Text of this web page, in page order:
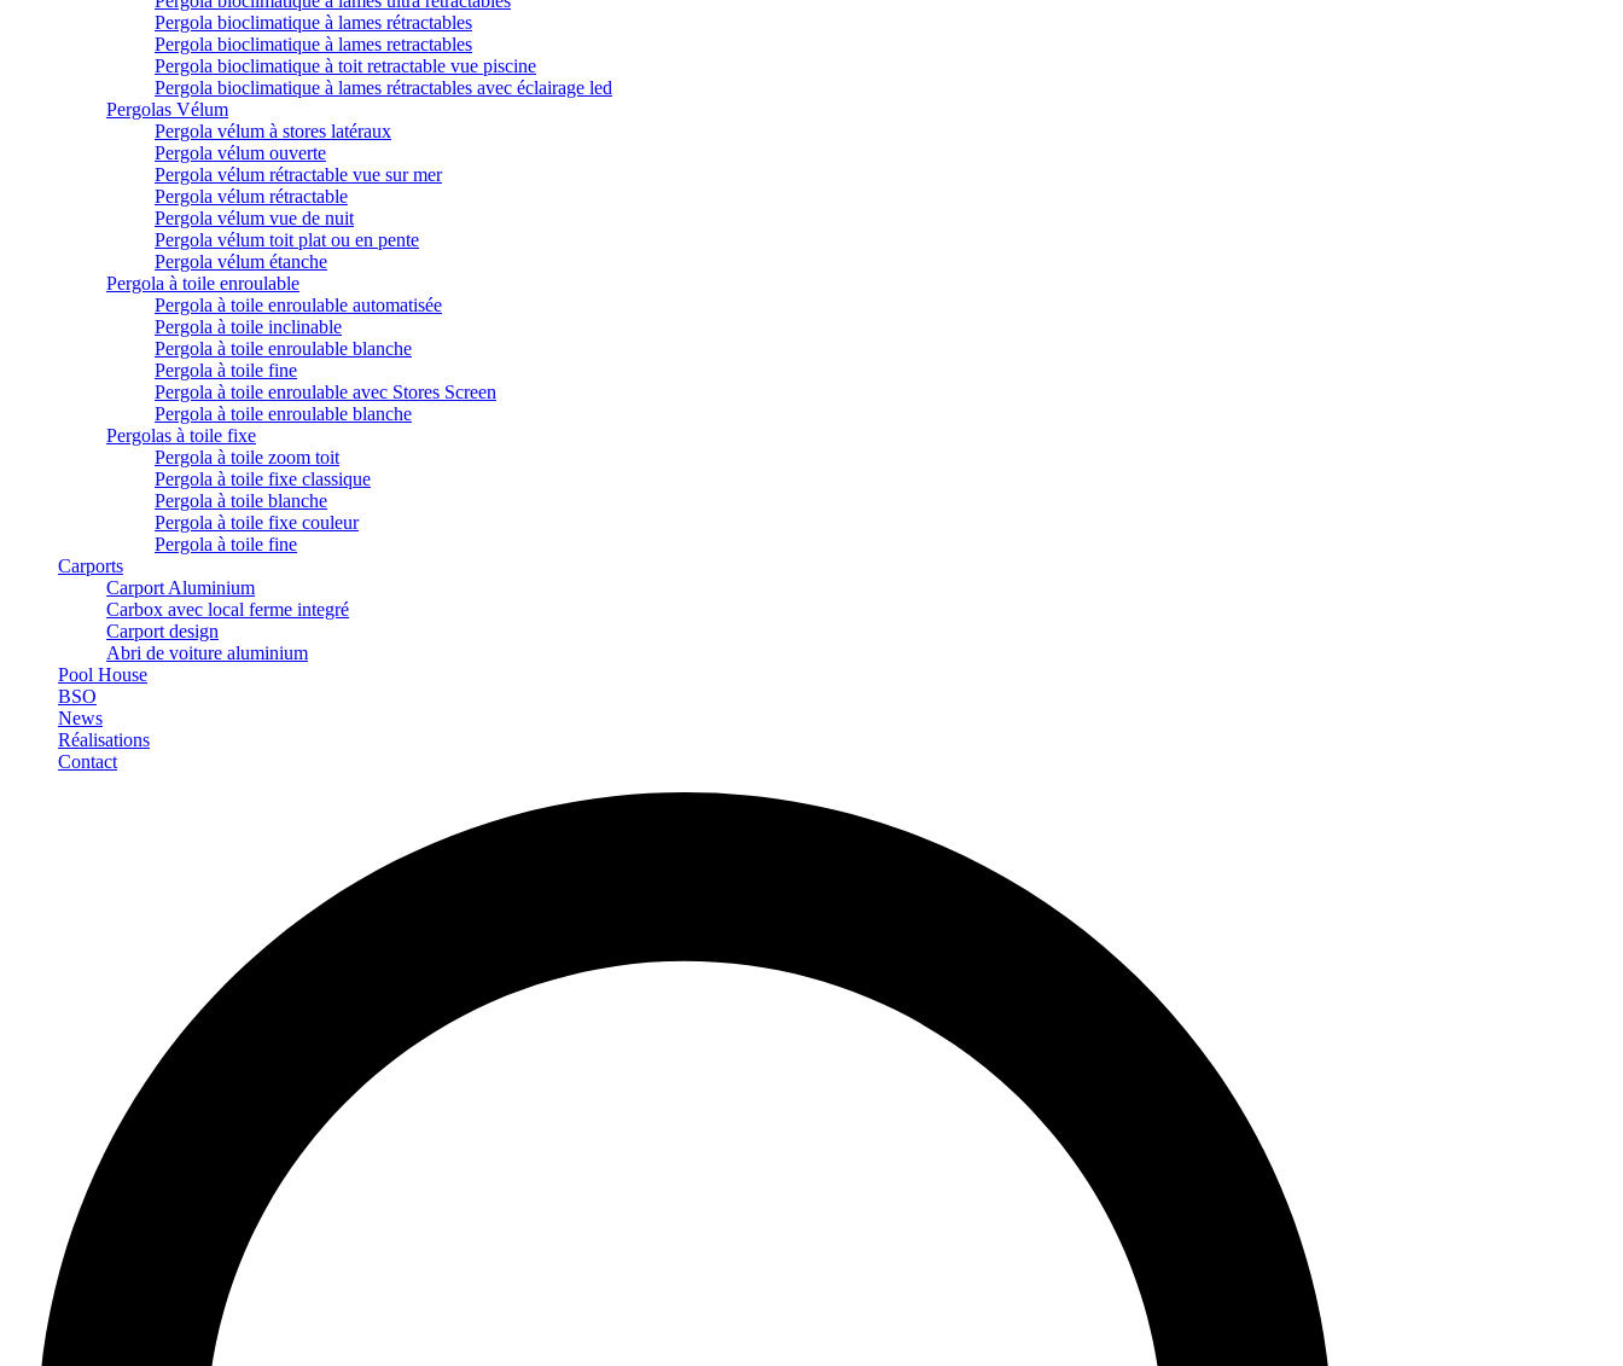
Pergola bioclimatique à lames rétractables
Pergola bioclimatique à lames retractables
Pergola bioclimatique à toit retractable vue piscine
Pergola bioclimatique à lames rétractables avec éclairage led
Pergolas Vélum
Pergola vélum à stores latéraux
Pergola vélum ouverte
Pergola vélum rétractable vue sur mer
Pergola vélum rétractable
Pergola vélum vue de nuit
Pergola vélum toit plat ou en pente
Pergola vélum étanche
Pergola à toile enroulable
Pergola à toile enroulable automatisée
Pergola à toile inclinable
Pergola à toile enroulable blanche
Pergola à toile fine
Pergola à toile enroulable avec Stores Screen
Pergola à toile enroulable blanche
Pergolas à toile fixe
Pergola à toile zoom toit
Pergola à toile fixe classique
Pergola à toile blanche
Pergola à toile fixe couleur
Pergola à toile fine
Carports
Carport Aluminium
Carbox avec local ferme integré
Carport design
Abri de voiture aluminium
Pool House
BSO
News
Réalisations
Contact